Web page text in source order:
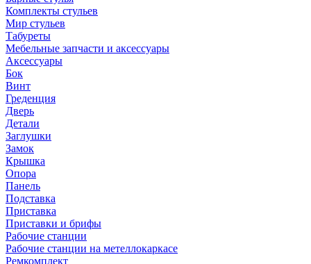
Комплекты стульев
Мир стульев
Табуреты
Мебельные запчасти и аксессуары
Аксессуары
Бок
Винт
Греденция
Дверь
Детали
Заглушки
Замок
Крышка
Опора
Панель
Подставка
Приставка
Приставки и брифы
Рабочие станции
Рабочие станции на метеллокаркасе
Ремкомплект